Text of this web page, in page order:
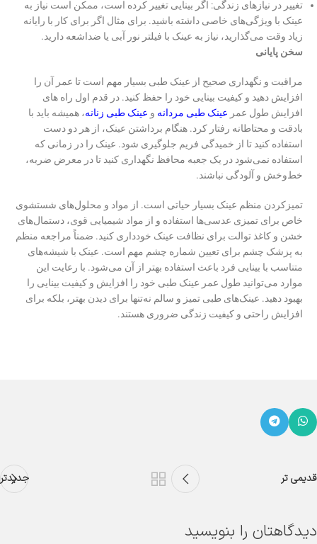
تغییر در نیازهای زندگی: اگر بینایی تغییر کرده است، ممکن است نیاز به
عینک با ویژگی‌های خاصی داشته باشید. برای مثال اگر برای کار با رایانه
زیاد وقت می‌گذارید، نیاز به عینک با فیلتر نور آبی یا ضداشعه دارید.
سخن پایانی
مراقبت و نگهداری صحیح از عینک طبی بسیار مهم است تا عمر آن را
افزایش دهید و کیفیت بینایی خود را حفظ کنید. در قدم اول راه های
افزایش طول عمر عینک طبی مردانه و عینک طبی زنانه، همیشه باید با
بادقت و محتاطانه رفتار کرد. هنگام برداشتن عینک، از هر دو دست
استفاده کنید تا از خمیدگی فریم جلوگیری شود. عینک را در زمانی که
استفاده نمی‌شود در یک جعبه محافظ نگهداری کنید تا در معرض ضربه‌،
خط‌وخش و آلودگی نباشند.
تمیزکردن منظم عینک بسیار حیاتی است. از مواد و محلول‌های شستشوی
خاص برای تمیزی عدسی‌ها استفاده و از مواد شیمیایی قوی، دستمال‌های
خشن و کاغذ توالت برای نظافت عینک خودداری کنید. ضمناً مراجعه منظم
به پزشک چشم برای تعیین شماره چشم مهم است. عینک با شیشه‌های
متناسب با بینایی فرد باعث استفاده بهتر از آن می‌شود. با رعایت این
موارد می‌توانید طول عمر عینک طبی خود را افزایش و کیفیت بینایی را
بهبود دهید. عینک‌های طبی تمیز و سالم نه‌تنها برای دیدن بهتر، بلکه برای
افزایش راحتی و کیفیت زندگی ضروری هستند.
جدیدتر قدیمی تر
دیدگاهتان را بنویسید